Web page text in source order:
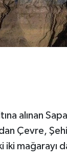
alınan
Çevre,
iki mağarayı